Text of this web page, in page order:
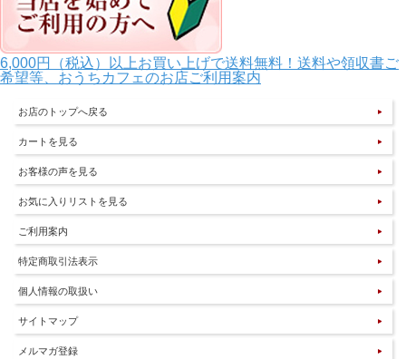
6,000円（税込）以上お買い上げで送料無料！送料や領収書ご
希望等、おうちカフェのお店ご利用案内
お店のトップへ戻る
カートを見る
お客様の声を見る
お気に入りリストを見る
ご利用案内
特定商取引法表示
個人情報の取扱い
サイトマップ
メルマガ登録